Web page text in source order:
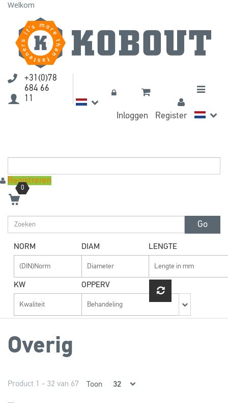
Welkom
Toggle
+31(0)78
684 66
11
Inloggen Register
Registreren
0
NORM DIAM LENGTE
KW OPPERV
Overig
Product 1 - 32 van 67 Toon